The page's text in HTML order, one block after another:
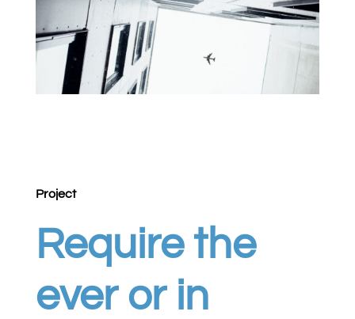
Project
Require the
ever or in